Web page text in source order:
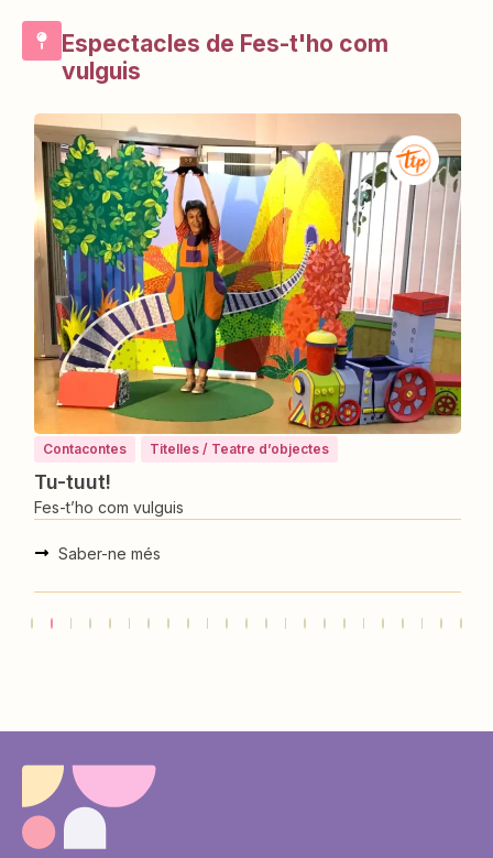
Espectacles de Fes-t'ho com
vulguis
Contacontes Titelles / Teatre d’objectes
Tu-tuut!
Fes-t’ho com vulguis
Saber-ne més